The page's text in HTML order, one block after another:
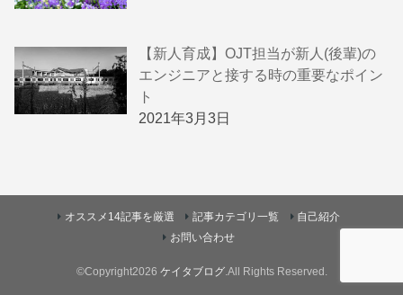
【新人育成】OJT担当が新人(後輩)の
エンジニアと接する時の重要なポイン
ト
2021年3月3日
オススメ14記事を厳選 記事カテゴリ一覧
自己紹介
お問い合わせ
©Copyright2026 ケイタブログ.All Rights Reserved.